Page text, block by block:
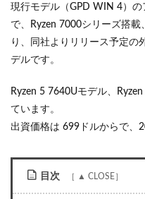
現行モデル（GPD WIN 4）
で、Ryzen 7000シリーズ搭
り、同社よりリリース予定の
デルです。
Ryzen 5 7640Uモデル、
ています。
出資価格は 699ドルからで、
目次